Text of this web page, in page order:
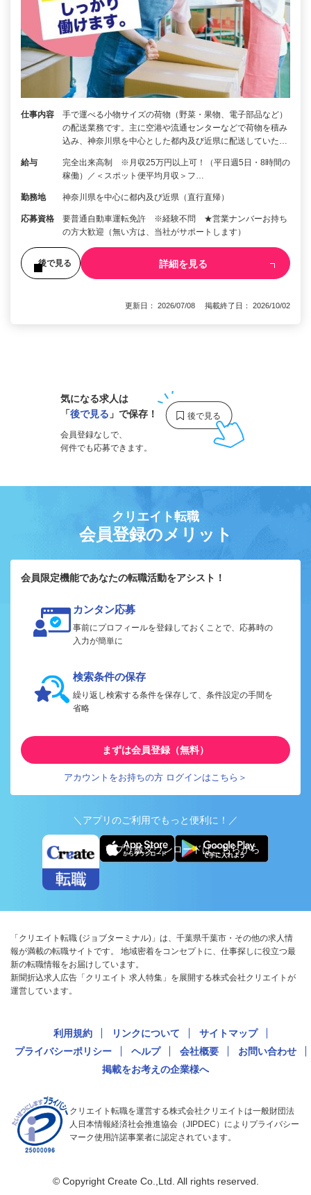
仕事内容
手で運べる小物サイズの荷物（野菜・果物、電子部品など）
の配送業務です。主に空港や流通センターなどで荷物を積み
込み、神奈川県を中心とした都内及び近県に配送していた…
給与
完全出来高制 ※月収25万円以上可！（平日週5日・8時間の
稼働）／＜スポット便平均月収＞フ…
勤務地 神奈川県を中心に都内及び近県（直行直帰）
応募資格
要普通自動車運転免許 ※経験不問 ★営業ナンバーお持ち
の方大歓迎（無い方は、当社がサポートします）
後で見る 詳細を見る
更新日： 2026/07/08 掲載終了日： 2026/10/02
気になる求人は
「後で見る 」で保存！
会員登録なしで、
何件でも応募できます。
クリエイト転職
会員登録のメリット
会員限定機能であなたの転職活動をアシスト！
カンタン応募
事前にプロフィールを登録しておくことで、応募時の
入力が簡単に
検索条件の保存
繰り返し検索する条件を保存して、条件設定の手間を
省略
まずは会員登録（無料）
アカウントをお持ちの方 ログインはこちら＞
＼アプリのご利用でもっと便利に！／
アプリ版ダウンロードはこちらから
「クリエイト転職 (ジョブターミナル)」は、千葉県千葉市・その他の求人情
報が満載の転職サイトです。 地域密着をコンセプトに、仕事探しに役立つ最
新の転職情報をお届けしています。
新聞折込求人広告「クリエイト 求人特集」を展開する株式会社クリエイトが
運営しています。
利用規約 リンクについて
サイトマップ
プライバシーポリシー
ヘルプ 会社概要
お問い合わせ
掲載をお考えの企業様へ
クリエイト転職を運営する株式会社クリエイトは一般財団法
人日本情報経済社会推進協会（JIPDEC）によりプライバシー
マーク使用許諾事業者に認定されています。
© Copyright Create Co.,Ltd. All rights reserved.